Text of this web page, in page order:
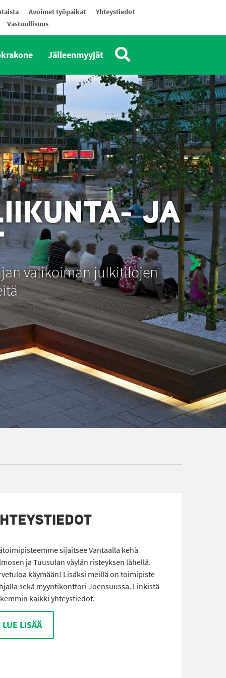
Avoimet työpaikat
Yhteystiedot
Vastuullisuus
Jälleenmyyjät
JA
valikoiman julkitilojen
sijaitsee Vantaalla kehä
ja Tuusulan väylän risteyksen lähellä.
käymään! Lisäksi meillä on toimipiste
sekä myyntikonttori Joensuussa. Linkistä
kaikki yhteystiedot.
LUE LISÄÄ